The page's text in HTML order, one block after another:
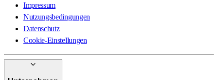
Impressum
Nutzungsbedingungen
Datenschutz
Cookie-Einstellungen